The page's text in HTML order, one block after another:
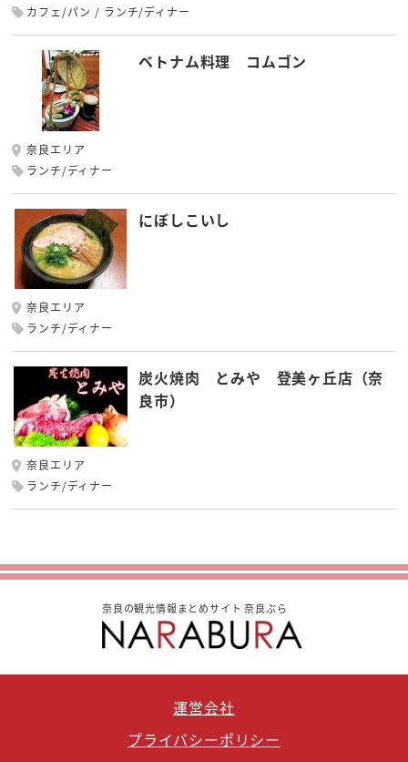
カフェ/パン
ランチ/ディナー
ベトナム料理 コムゴン
奈良エリア
ランチ/ディナー
にぼしこいし
奈良エリア
ランチ/ディナー
炭火焼肉 とみや 登美ヶ丘店（奈
良市）
奈良エリア
ランチ/ディナー
奈良の観光情報まとめサイト 奈良ぶら
運営会社
プライバシーポリシー